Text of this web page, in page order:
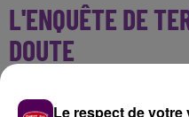
L'ENQUÊTE DE
DOUTE
Le suspect est même
nommé"Pogo", échappé
Le respect de